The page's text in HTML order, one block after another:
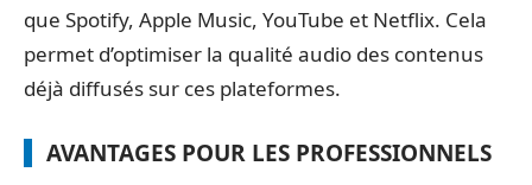
que Spotify, Apple Music, YouTube et Netflix. Cela
permet d’optimiser la qualité audio des contenus
déjà diffusés sur ces plateformes.
AVANTAGES POUR LES PROFESSIONNELS